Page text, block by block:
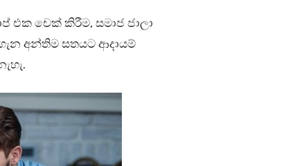
චෙක් කිරීම, සමාජ ජාලා
අන්තිම සතයට ආදායම්